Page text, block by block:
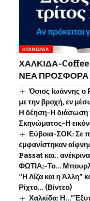
ΚΟΙΝΩΝΊΑ
ΧΑΛΚΙΔΑ-
ΝΕΑ ΠΡΟΣΦΟΡΑ
Όσιος Ιωάννης o
με την βροχή, εν
Η δέηση-Η διάσωση
Σκηνώματος-Η
Εύβοια-ΣΟΚ: Σε
εμφανίστηκαν
Passat και..
ΦΩΤΙΑ;-Το…
“Η Λίζα και η Άλλη”
Ρίχτο… (Βίντεο)
Χαλκίδα: